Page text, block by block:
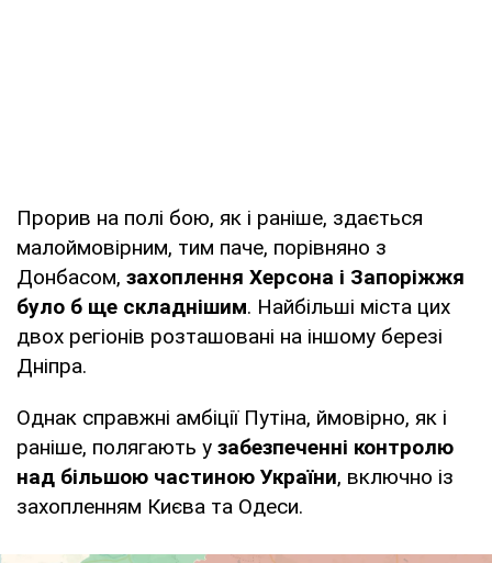
Прорив на полі бою, як і раніше, здається
малоймовірним, тим паче, порівняно з
Донбасом, захоплення Херсона і Запоріжжя
було б ще складнішим. Найбільші міста цих
двох регіонів розташовані на іншому березі
Дніпра.
Однак справжні амбіції Путіна, ймовірно, як і
раніше, полягають у забезпеченні контролю
над більшою частиною України, включно із
захопленням Києва та Одеси.